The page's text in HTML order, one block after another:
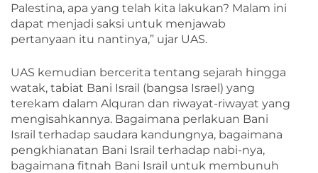
Palestina, apa yang telah kita lakukan? Malam ini
dapat menjadi saksi untuk menjawab
pertanyaan itu nantinya,” ujar UAS.
UAS kemudian bercerita tentang sejarah hingga
watak, tabiat Bani Israil (bangsa Israel) yang
terekam dalam Alquran dan riwayat-riwayat yang
mengisahkannya. Bagaimana perlakuan Bani
Israil terhadap saudara kandungnya, bagaimana
pengkhianatan Bani Israil terhadap nabi-nya,
bagaimana fitnah Bani Israil untuk membunuh